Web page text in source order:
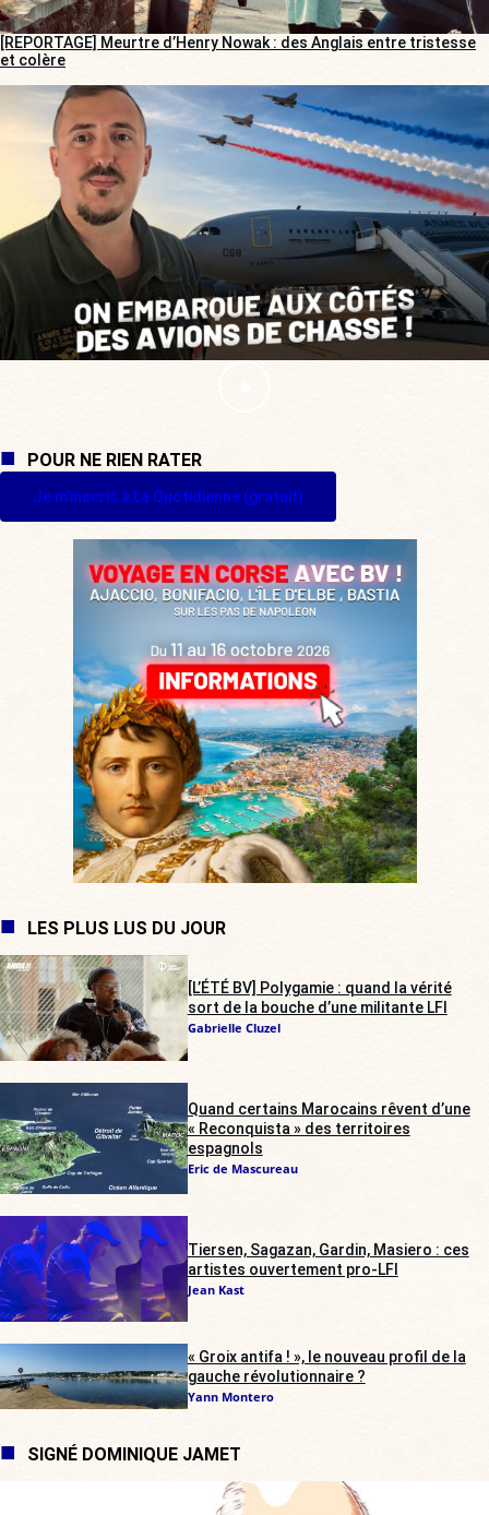
[REPORTAGE] Meurtre d’Henry Nowak : des Anglais entre tristesse
et colère
POUR NE RIEN RATER
Je m'inscris à La Quotidienne (gratuit)
LES PLUS LUS DU JOUR
[L’ÉTÉ BV] Polygamie : quand la vérité
sort de la bouche d’une militante LFI
Gabrielle Cluzel
Quand certains Marocains rêvent d’une
« Reconquista » des territoires
espagnols
Eric de Mascureau
Tiersen, Sagazan, Gardin, Masiero : ces
artistes ouvertement pro-LFI
Jean Kast
« Groix antifa ! », le nouveau profil de la
gauche révolutionnaire ?
Yann Montero
SIGNÉ DOMINIQUE JAMET